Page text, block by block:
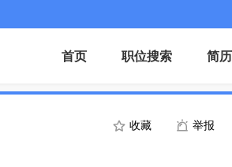
首页 职位搜索 简
收藏 举报